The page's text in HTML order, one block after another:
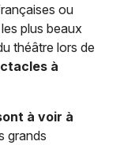
ou
plus beaux
théâtre lors de
à
à voir à
grands